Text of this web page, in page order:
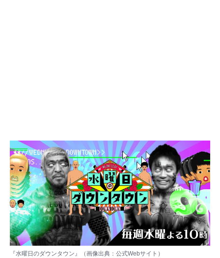
『水曜日のダウンタウン』（画像出典： 公式Webサイト ）